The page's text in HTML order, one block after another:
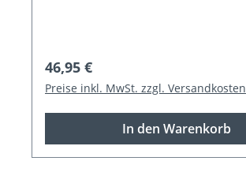
Regulärer Preis:
46,95 €
Preise inkl. MwSt. zzgl. Versandkosten
In den Warenkorb